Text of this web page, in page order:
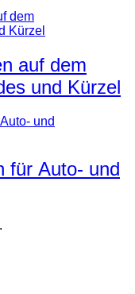
auf dem
und Kürzel
für Auto- und